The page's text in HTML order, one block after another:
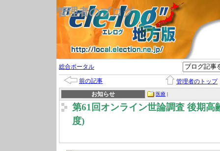
管理者のブログ
総合ポータル
前の記事
管理者のトップ
お知らせ
医療 |
第61回オンライン世論調査 後期高
度)